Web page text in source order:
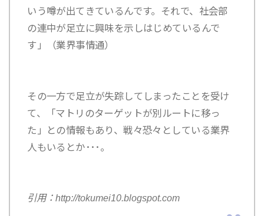
いう噂が出てきているんです。それで、社会部
の連中が足立に興味を示しはじめているんで
す」（業界事情通）
その一方で足立が失踪してしまったことを受け
て、「マトリのターゲットが別ルートに移っ
た」との情報もあり、戦々恐々としている業界
人もいるとか･･･。
引用：http://tokumei10.blogspot.com